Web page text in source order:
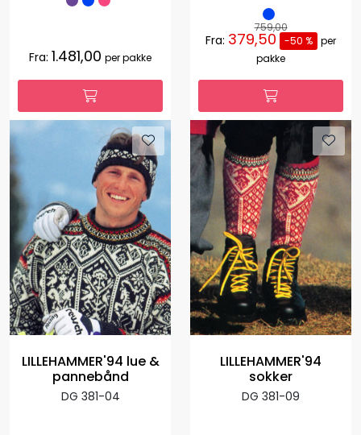
Fra: 1.481,00 per pakke
759,00
Fra: 379,50 -50 % per
pakke
LILLEHAMMER'94 lue &
pannebånd
DG 381-04
LILLEHAMMER'94
sokker
DG 381-09